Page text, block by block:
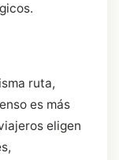
ruta,
es más
eligen